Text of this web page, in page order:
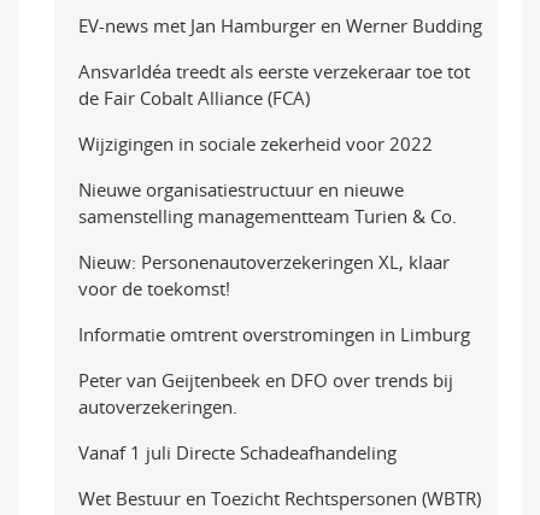
EV-news met Jan Hamburger en Werner Budding
AnsvarIdéa treedt als eerste verzekeraar toe tot
de Fair Cobalt Alliance (FCA)
Wijzigingen in sociale zekerheid voor 2022
Nieuwe organisatiestructuur en nieuwe
samenstelling managementteam Turien & Co.
Nieuw: Personenautoverzekeringen XL, klaar
voor de toekomst!
Informatie omtrent overstromingen in Limburg
Peter van Geijtenbeek en DFO over trends bij
autoverzekeringen.
Vanaf 1 juli Directe Schadeafhandeling
Wet Bestuur en Toezicht Rechtspersonen (WBTR)